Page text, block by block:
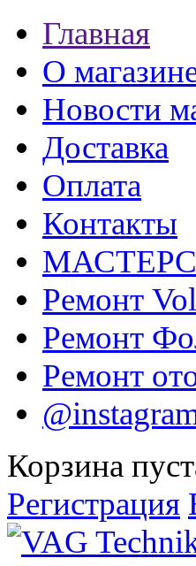
Главная
О
Новости
Доставка
Оплата
Контакты
Ремонт
Ремонт
Ремонт
Корзина
Регистрация